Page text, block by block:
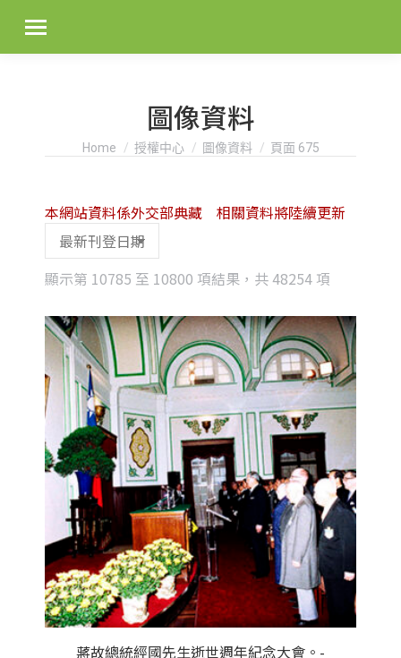
圖像資料
You are here:
Home 授權中心 圖像資料 頁面 675
顯示第 10785 至 10800 項結果，共 48254 項
latest
本網站資料係外交部典藏 相關資料將陸續更新
蔣故總統經國先生逝世週年紀念大會。-